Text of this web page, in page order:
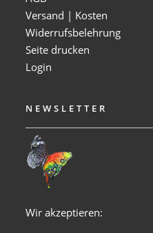
Versand | Kosten
Widerrufsbelehrung
Seite drucken
Login
NEWSLETTER
Wir akzeptieren: